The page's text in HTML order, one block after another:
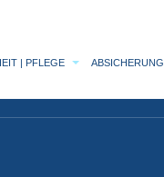
| PFLEGE ABSICHERUNG